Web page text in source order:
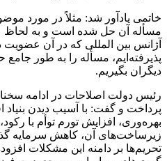
خاتمی یادآور شد: مثلاً در مورد
مسأله آن حل شده است و به لحاظ
پذیرفته‌ایم، مسأله را به طور جامع
دیگران بگیریم.
رئیس دولت اصلاحات در ادامه
پرداخت و گفت: با آسیب دیدن
بهره‌وری، افزایش تورم توأم با
زیرساخت‌های آن، کاهش سرمایه
تحریم‌ها بر دامنه این مشکلات